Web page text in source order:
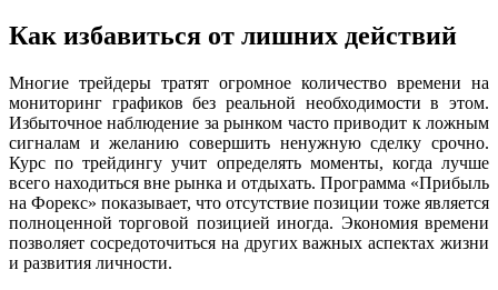
Как избавиться от лишних действий
Многие трейдеры тратят огромное количество времени на
мониторинг графиков без реальной необходимости в этом.
Избыточное наблюдение за рынком часто приводит к ложным
сигналам и желанию совершить ненужную сделку срочно.
Курс по трейдингу учит определять моменты, когда лучше
всего находиться вне рынка и отдыхать. Программа «Прибыль
на Форекс» показывает, что отсутствие позиции тоже является
полноценной торговой позицией иногда. Экономия времени
позволяет сосредоточиться на других важных аспектах жизни
и развития личности.